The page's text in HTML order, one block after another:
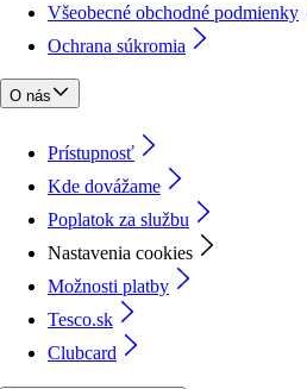
Všeobecné obchodné podmienky
Ochrana súkromia
O nás
Prístupnosť
Kde dovážame
Poplatok za službu
Nastavenia cookies
Možnosti platby
Tesco.sk
Clubcard